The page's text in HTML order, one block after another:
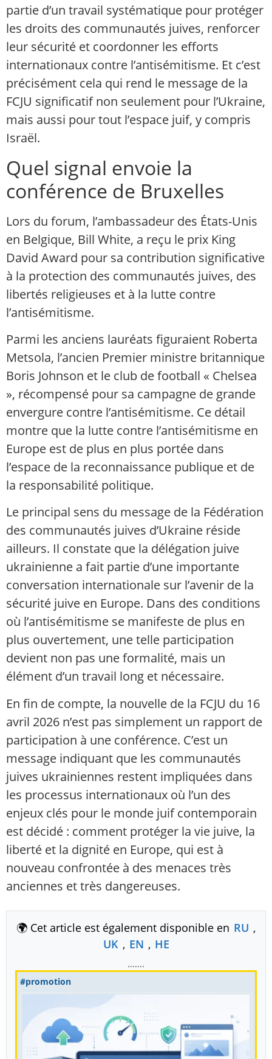
partie d’un travail systématique pour protéger
les droits des communautés juives, renforcer
leur sécurité et coordonner les efforts
internationaux contre l’antisémitisme. Et c’est
précisément cela qui rend le message de la
FCJU significatif non seulement pour l’Ukraine,
mais aussi pour tout l’espace juif, y compris
Israël.
Quel signal envoie la
conférence de Bruxelles
Lors du forum, l’ambassadeur des États-Unis
en Belgique, Bill White, a reçu le prix King
David Award pour sa contribution significative
à la protection des communautés juives, des
libertés religieuses et à la lutte contre
l’antisémitisme.
Parmi les anciens lauréats figuraient Roberta
Metsola, l’ancien Premier ministre britannique
Boris Johnson et le club de football « Chelsea
», récompensé pour sa campagne de grande
envergure contre l’antisémitisme. Ce détail
montre que la lutte contre l’antisémitisme en
Europe est de plus en plus portée dans
l’espace de la reconnaissance publique et de
la responsabilité politique.
Le principal sens du message de la Fédération
des communautés juives d’Ukraine réside
ailleurs. Il constate que la délégation juive
ukrainienne a fait partie d’une importante
conversation internationale sur l’avenir de la
sécurité juive en Europe. Dans des conditions
où l’antisémitisme se manifeste de plus en
plus ouvertement, une telle participation
devient non pas une formalité, mais un
élément d’un travail long et nécessaire.
En fin de compte, la nouvelle de la FCJU du 16
avril 2026 n’est pas simplement un rapport de
participation à une conférence. C’est un
message indiquant que les communautés
juives ukrainiennes restent impliquées dans
les processus internationaux où l’un des
enjeux clés pour le monde juif contemporain
est décidé : comment protéger la vie juive, la
liberté et la dignité en Europe, qui est à
nouveau confrontée à des menaces très
anciennes et très dangereuses.
🌍 Cet article est également disponible en RU ,
UK , EN , HE
.......
#promotion